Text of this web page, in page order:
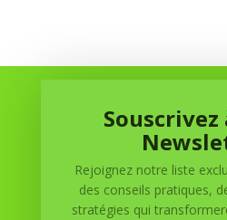
Réussite à Domicile
Rejoignez notre liste
des conseils pratiques,
stratégies qui